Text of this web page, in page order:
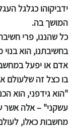
ידביקוהו כגלגל
המושך בה.
כל שהננו, פרי
בחשיבתנו, הוא
אדם או יפעל
בו כצל זה שלעולם
"הוא גידפני, הוא
עשקני" – אלה אשר
מחשבות כאלו,